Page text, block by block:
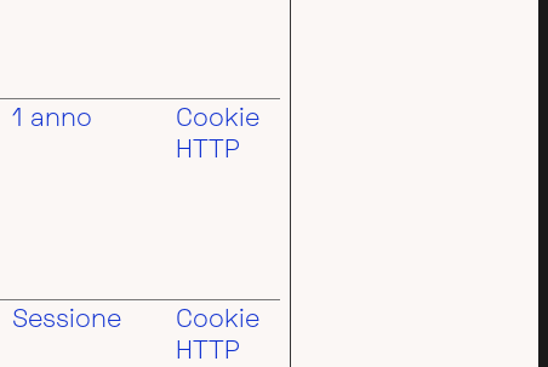
1 anno
Cookie
HTTP
Sessione
Cookie
HTTP